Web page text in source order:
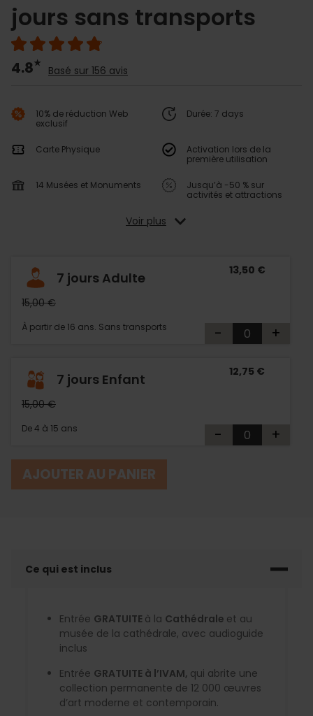
jours sans transports
4.8 Basé sur 156 avis
10% de réduction Web
exclusif
Durée: 7 days
Carte Physique
Activation lors de la
première utilisation
14 Musées et Monuments
Jusqu’à -50 % sur
activités et attractions
Voir plus
7 jours Adulte
15,00 €
À partir de 16 ans. Sans transports
13,50 €
- +
7 jours Enfant
15,00 €
De 4 à 15 ans
12,75 €
- +
AJOUTER AU PANIER
Ce qui est inclus
Entrée GRATUITE à la Cathédrale et au
musée de la cathédrale, avec audioguide
inclus
Entrée GRATUITE à l’IVAM, qui abrite une
collection permanente de 12 000 œuvres
d’art moderne et contemporain.